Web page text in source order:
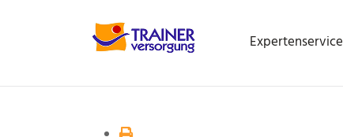
Expertenservice